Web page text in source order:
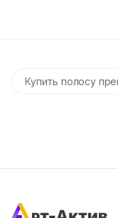
Купить полосу